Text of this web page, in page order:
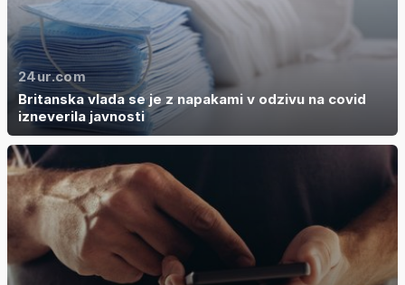
24ur.com
Britanska vlada se je z napakami v odzivu na covid
izneverila javnosti